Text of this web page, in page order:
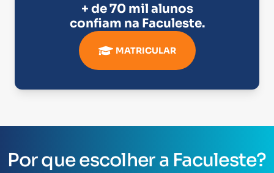
+ de 70 mil alunos
confiam na Faculeste.
MATRICULAR
Por que escolher a Faculeste?